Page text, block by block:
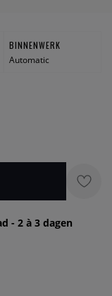
BINNENWERK
Automatic
- 2 à 3 dagen